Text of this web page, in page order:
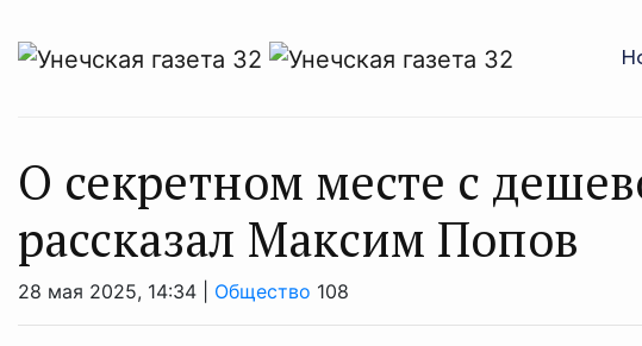
О секретном месте с
рассказал Максим Попов
28 мая 2025, 14:34 | Общество 108